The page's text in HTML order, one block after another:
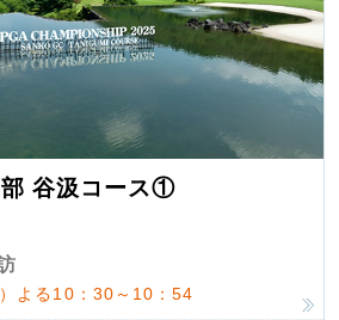
谷汲コース①
よる10：30～10：54